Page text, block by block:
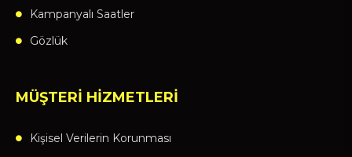
Kampanyalı Saatler
Gözlük
MÜŞTERİ HİZMETLERİ
Kişisel Verilerin Korunması